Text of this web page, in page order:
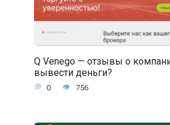
Q Venego — отзывы о
вывести деньги?
0 756